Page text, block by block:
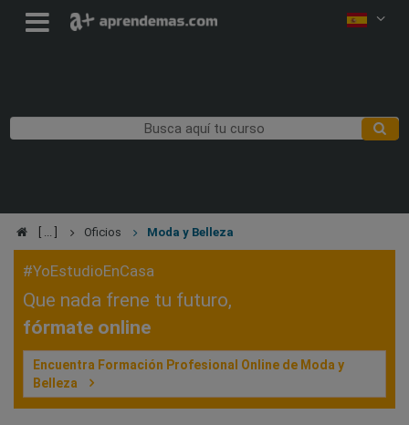
Oficios Moda y Belleza
#YoEstudioEnCasa
Que nada frene tu futuro,
fórmate online
Encuentra Formación Profesional Online de Moda y
Belleza